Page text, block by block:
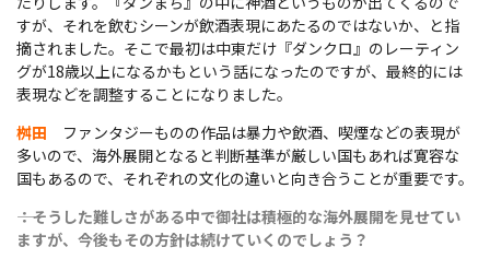
すが、それを飲むシーンが飲酒表現にあたるのではないか、と指
摘されました。そこで最初は中東だけ『ダンクロ』のレーティン
グが18歳以上になるかもという話になったのですが、最終的には
表現などを調整することになりました。
桝田 ファンタジーものの作品は暴力や飲酒、喫煙などの表現が
多いので、海外展開となると判断基準が厳しい国もあれば寛容な
国もあるので、それぞれの文化の違いと向き合うことが重要です。
――：そうした難しさがある中で御社は積極的な海外展開を見せてい
ますが、今後もその方針は続けていくのでしょう？